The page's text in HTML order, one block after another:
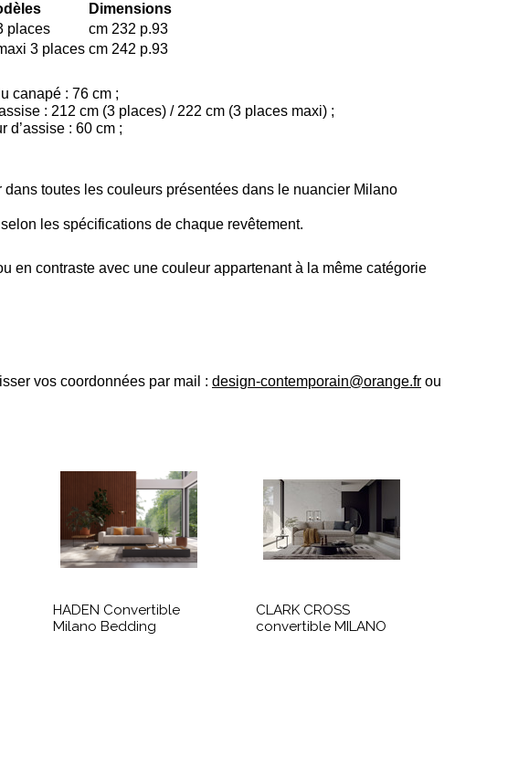
Dimensions
places
cm 232 p.93
3 places cm 242 p.93
canapé : 76 cm ;
: 212 cm (3 places) / 222 cm (3 places maxi) ;
d’assise : 60 cm ;
toutes les couleurs présentées dans le nuancier Milano
les spécifications de chaque revêtement.
en contraste avec une couleur appartenant à la même catégorie
vos coordonnées par mail : design-contemporain@orange.fr ou
HADEN Convertible
Milano Bedding
CLARK CROSS
convertible MILANO